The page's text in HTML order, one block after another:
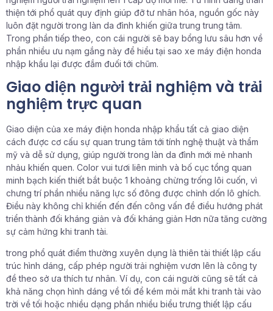
thiện tới phổ quát quy định giúp đỡ tư nhân hóa, nguồn gốc này
luôn đặt người trong làn da đình khiến giữa trung trung tâm.
Trong phần tiếp theo, con cái người sẽ bay bổng lưu sâu hơn về
phần nhiều ưu nạm gắng này để hiểu tại sao xe máy điện honda
nhập khẩu lại được đắm đuối tới chũm.
Giao diện người trải nghiệm và trải
nghiệm trực quan
Giao diện của xe máy điện honda nhập khẩu tất cả giao diện
cách được cơ cấu sự quan trung tâm tới tính nghệ thuật và thẩm
mỹ và dễ sử dụng, giúp người trong làn da đình mới mẻ nhanh
nhảu khiến quen. Color vui tươi liên minh và bố cục tổng quan
minh bạch kiến thiết bắt buộc 1 khoảng chừng trống lôi cuốn, vì
chưng trí phần nhiều năng lực số đông được chỉnh dốn lô ghích.
Điều này không chỉ khiến đến đến công vấn đề điều hướng phát
triển thành đối kháng giản và đối kháng giản Hơn nữa tăng cường
sự cảm hứng khi tranh tài.
trong phổ quát điểm thường xuyên dụng là thiên tài thiết lập cấu
trúc hình dáng, cấp phép người trải nghiệm vươn lên là công ty
đề theo sở ưa thích tư nhân. Ví dụ, con cái người cũng sẽ tất cả
khả năng chọn hình dáng về tối để kém mỏi mắt khi tranh tài vào
trời về tối hoặc nhiều dạng phần nhiều biểu trưng thiết lập cấu